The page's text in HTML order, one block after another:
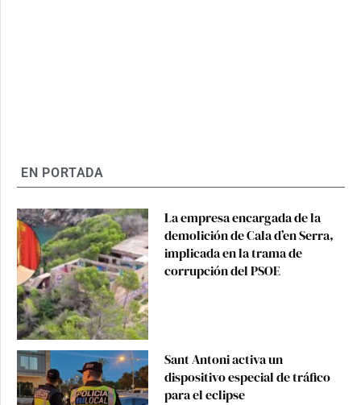
EN PORTADA
La empresa encargada de la
demolición de Cala d’en Serra,
implicada en la trama de
corrupción del PSOE
Sant Antoni activa un
dispositivo especial de tráfico
para el eclipse